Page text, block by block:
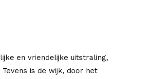
en vriendelijke uitstraling,
is de wijk, door het